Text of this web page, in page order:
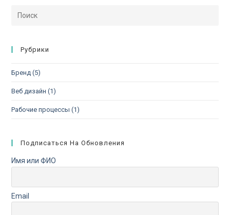
Рубрики
Бренд (5)
Веб дизайн (1)
Рабочие процессы (1)
Подписаться На Обновления
Имя или ФИО
Email